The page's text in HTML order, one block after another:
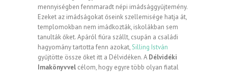
mennyiségben fennmaradt népi imádsággyűjtemény.
Ezeket az imádságokat őseink szellemisége hatja át,
templomokban nem imádkozták, iskolákban sem
tanulták őket. Apáról fiúra szállt, csupán a családi
hagyomány tartotta fenn azokat,Silling István
gyűjtötte össze őket itt a Délvidéken. ADélvidéki
Imakönyvvel célom, hogy egyre több olyan fiatal